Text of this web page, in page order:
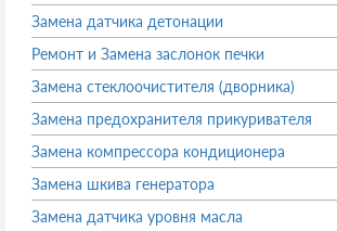
Замена датчика детонации
Ремонт и Замена заслонок печки
Замена стеклоочистителя (дворника)
Замена предохранителя прикуривателя
Замена компрессора кондиционера
Замена шкива генератора
Замена датчика уровня масла